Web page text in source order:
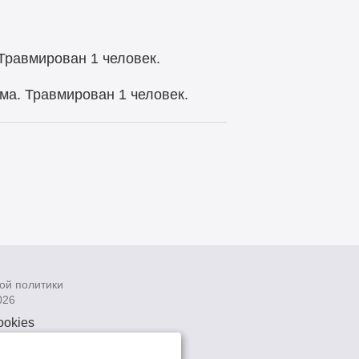
1 человек.
Травмирован 1 человек.
политики